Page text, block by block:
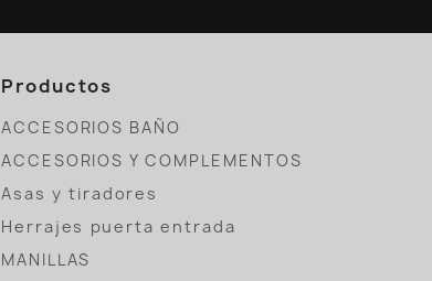
Productos
ACCESORIOS BAÑO
ACCESORIOS Y COMPLEMENTOS
Asas y tiradores
Herrajes puerta entrada
MANILLAS